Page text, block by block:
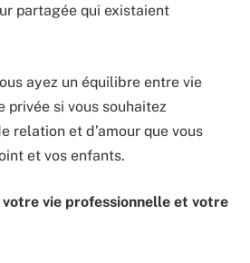
partagée qui existaient
ayez un équilibre entre vie
privée si vous souhaitez
relation et d’amour que vous
et vos enfants.
vie professionnelle et votre